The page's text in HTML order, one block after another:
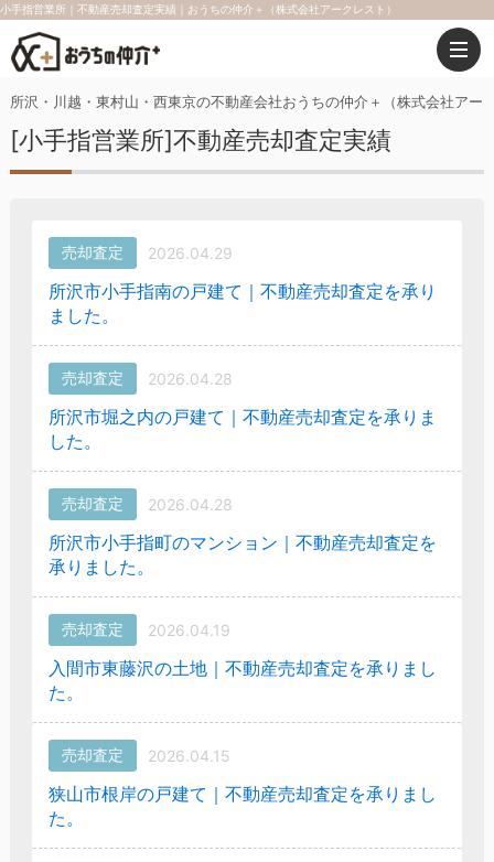
小手指営業所｜不動産売却査定実績｜おうちの仲介＋（株式会社アークレスト）
所沢・川越・東村山・西東京の不動産会社おうちの仲介＋（株式会社アー
[小手指営業所]不動産売却査定実績
売却査定 2026.04.29
所沢市小手指南の戸建て｜不動産売却査定を承り
ました。
売却査定 2026.04.28
所沢市堀之内の戸建て｜不動産売却査定を承りま
した。
売却査定 2026.04.28
所沢市小手指町のマンション｜不動産売却査定を
承りました。
売却査定 2026.04.19
入間市東藤沢の土地｜不動産売却査定を承りまし
た。
売却査定 2026.04.15
狭山市根岸の戸建て｜不動産売却査定を承りまし
た。